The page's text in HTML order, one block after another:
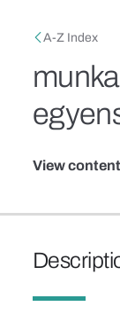
A-Z Index
View